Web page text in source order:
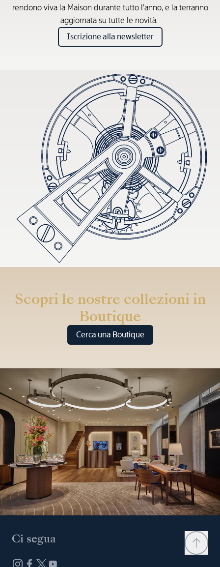
rendono viva la Maison durante tutto l’anno, e la terranno
aggiornata su tutte le novità.
Iscrizione alla newsletter
Scopri le nostre collezioni in
Boutique
Cerca una Boutique
Ci segua